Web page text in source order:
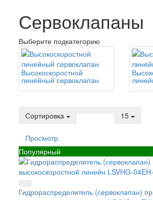
Сервоклапаны
Выберите подкатегорию
Высокоскоростной
линейный сервоклапан
Сортировка 15
Просмотр
Популярный
Гидрораспределитель (сервоклапан)